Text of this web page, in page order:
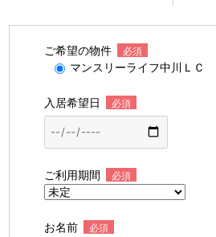
ご希望の物件 必須
マンスリーライフ中川ＬＣ
入居希望日 必須
ご利用期間 必須
お名前 必須